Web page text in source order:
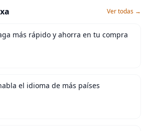
Ver todas →
más rápido y ahorra en tu compra
el idioma de más países